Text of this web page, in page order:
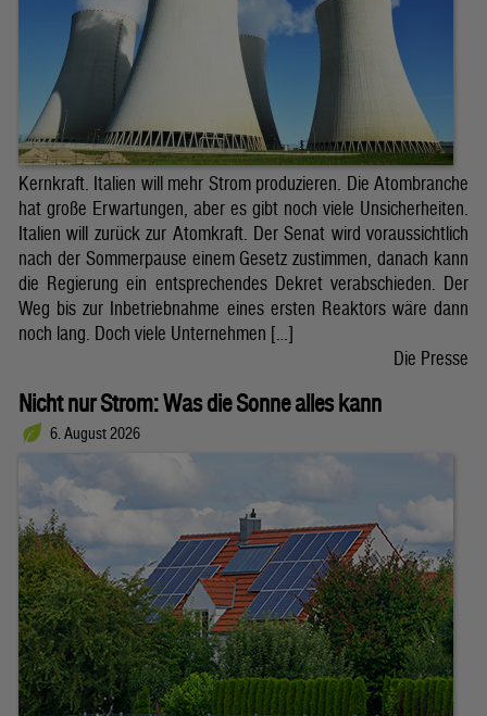
Kernkraft. Italien will mehr Strom produzieren. Die Atombranche
hat große Erwartungen, aber es gibt noch viele Unsicherheiten.
Italien will zurück zur Atomkraft. Der Senat wird voraussichtlich
nach der Sommerpause einem Gesetz zustimmen, danach kann
die Regierung ein entsprechendes Dekret verabschieden. Der
Weg bis zur Inbetriebnahme eines ersten Reaktors wäre dann
noch lang. Doch viele Unternehmen […]
Die Presse
Nicht nur Strom: Was die Sonne alles kann
6. August 2026